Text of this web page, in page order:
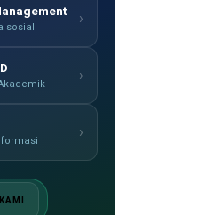
sosial ›
›
›